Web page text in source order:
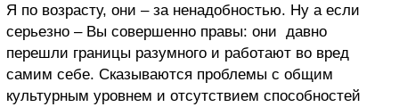
Я по возрасту, они – за ненадобностью. Ну а если
серьезно – Вы совершенно правы: они давно
перешли границы разумного и работают во вред
самим себе. Сказываются проблемы с общим
культурным уровнем и отсутствием способностей